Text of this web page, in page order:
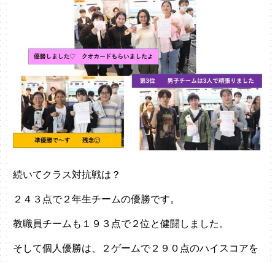
続いてクラス対抗戦は？
２４３点で２年生チームの優勝です。
教職員チームも１９３点で２位と健闘しました。
そして個人優勝は、２ゲームで２９０点のハイスコアを